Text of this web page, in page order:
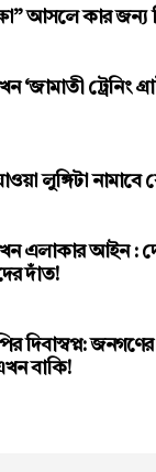
আসলে কার জন্য
‘জামাতী ট্রেনিং
লুঙ্গিটা নামাবে
এলাকার আইন :
দাঁত!
দিবাস্বপ্ন: জনগণের
বাকি!